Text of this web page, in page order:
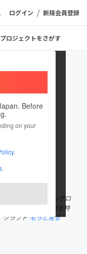
ログイン / 新規会員登録
プロジェクトをさがす
Before
on your
.
.
投稿しています
の醸造長です。 サッポロ
ビールで静岡の日常を特
クラフト もっと見る